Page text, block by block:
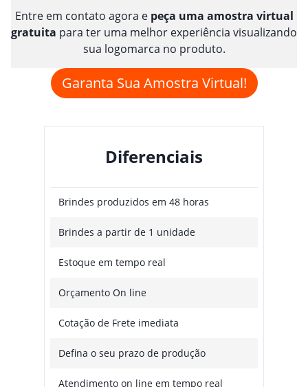
Entre em contato agora e peça uma amostra virtual
gratuita para ter uma melhor experiência visualizando
sua logomarca no produto.
Garanta Sua Amostra Virtual!
Diferenciais
Brindes produzidos em 48 horas
Brindes a partir de 1 unidade
Estoque em tempo real
Orçamento On line
Cotação de Frete imediata
Defina o seu prazo de produção
Atendimento on line em tempo real